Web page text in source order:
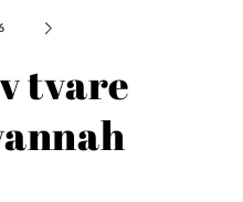
tvare